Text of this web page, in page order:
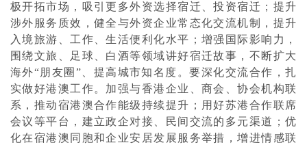
极开拓市场，吸引更多外资选择宿迁、投资宿迁；提升
涉外服务质效，健全与外资企业常态化交流机制，提升
入境旅游、工作、生活便利化水平；增强国际影响力，
围绕文旅、足球、白酒等领域讲好宿迁故事，不断扩大
海外“朋友圈”、提高城市知名度。要深化交流合作，扎
实做好港澳工作。加强与香港企业、商会、协会机构联
系，推动宿港澳合作能级持续提升；用好苏港合作联席
会议等平台，建立政企对接、民间交流的多元渠道；优
化在宿港澳同胞和企业安居发展服务举措，增进情感联